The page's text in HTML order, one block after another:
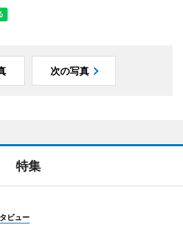
次の写真
特集
ビュー